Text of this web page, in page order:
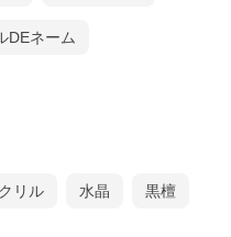
DEネーム
リル 水晶 黒檀